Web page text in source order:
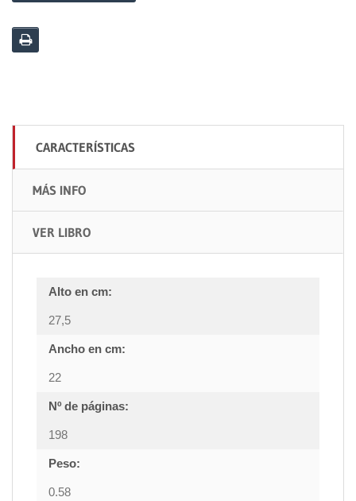
CARACTERÍSTICAS
MÁS INFO
VER LIBRO
Alto en cm:
27,5
Ancho en cm:
22
Nº de páginas:
198
Peso:
0.58